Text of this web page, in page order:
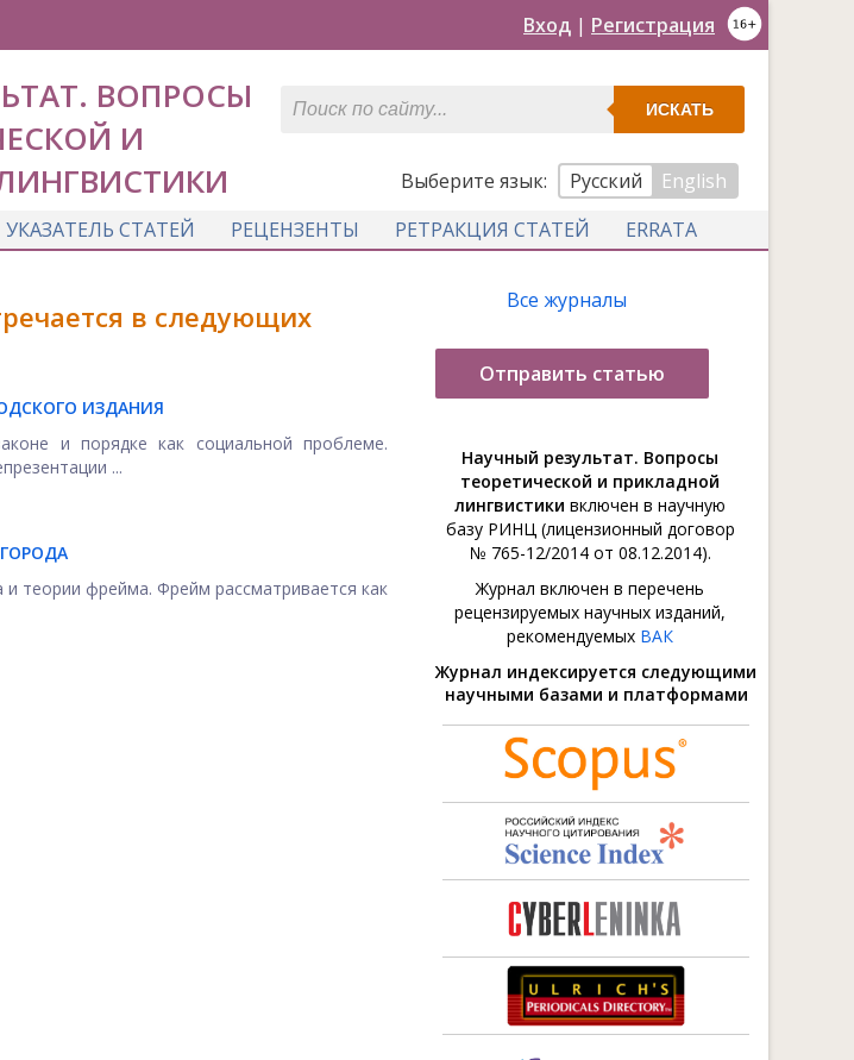
Вход | Регистрация
ВОПРОСЫ
И
ИСКАТЬ
Выберите язык: Русский
English
УКАЗАТЕЛЬ СТАТЕЙ РЕЦЕНЗЕНТЫ РЕТРАКЦИЯ СТАТЕЙ ERRATA
в следующих
ИЗДАНИЯ
и порядке как социальной проблеме.
...
и теории фрейма. Фрейм рассматривается как
Все журналы
Отправить статью
Научный результат. Вопросы
теоретической и прикладной
лингвистики включен в научную
базу РИНЦ (лицензионный договор
№ 765-12/2014 от 08.12.2014).
Журнал включен в перечень
рецензируемых научных изданий,
рекомендуемых ВАК
Журнал индексируется следующими
научными базами и платформами